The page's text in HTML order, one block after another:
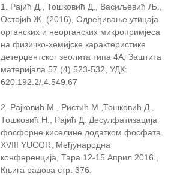
1. Рајић Д., Тошковић Д., Васиљевић Љ.,
Остојић Ж. (2016), Одређивање утицаја
органских и неорганских микропримјеса
на физичко-хемијске карактеристике
детерџентског зеолита типа 4А, Заштита
материјала 57 (4) 523-532, УДК:
620.192.2/.4:549.67
2. Рајковић М., Ристић М.,Тошковић Д.,
Тошковић Н., Рајић Д. Десулфатизација
фосфорне киселине додатком фосфата.
XVIII YUCOR, Међународна
конференција, Тара 12-15 Април 2016.,
Књига радова стр. 376.